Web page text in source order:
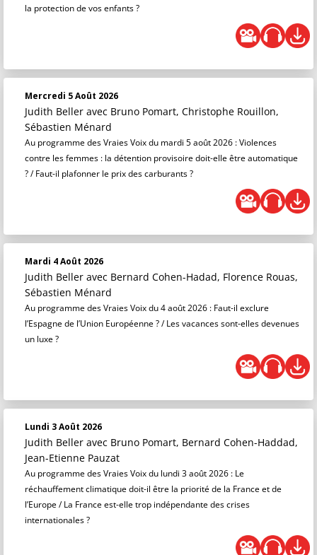
la protection de vos enfants ?
Mercredi 5 Août 2026
Judith Beller avec Bruno Pomart, Christophe Rouillon,
Sébastien Ménard
Au programme des Vraies Voix du mardi 5 août 2026 : Violences
contre les femmes : la détention provisoire doit-elle être automatique
? / Faut-il plafonner le prix des carburants ?
Mardi 4 Août 2026
Judith Beller avec Bernard Cohen-Hadad, Florence Rouas,
Sébastien Ménard
Au programme des Vraies Voix du 4 août 2026 : Faut-il exclure
l’Espagne de l’Union Européenne ? / Les vacances sont-elles devenues
un luxe ?
Lundi 3 Août 2026
Judith Beller avec Bruno Pomart, Bernard Cohen-Haddad,
Jean-Etienne Pauzat
Au programme des Vraies Voix du lundi 3 août 2026 : Le
réchauffement climatique doit-il être la priorité de la France et de
l’Europe / La France est-elle trop indépendante des crises
internationales ?